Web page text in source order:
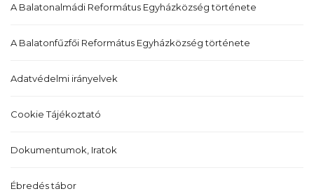
A Balatonalmádi Református Egyházközség története
A Balatonfűzfői Református Egyházközség története
Adatvédelmi irányelvek
Cookie Tájékoztató
Dokumentumok, Iratok
Ébredés tábor